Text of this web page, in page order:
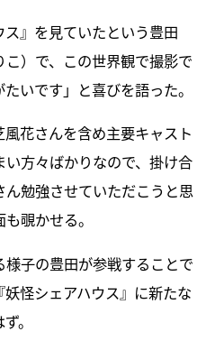
』を見ていたという豊田
）で、この世界観で撮影で
いです」と喜びを語った。
花さんを含め主要キャスト
方々ばかりなので、掛け合
勉強させていただこうと思
覗かせる。
子の豊田が参戦することで
怪シェアハウス』に新たな
。